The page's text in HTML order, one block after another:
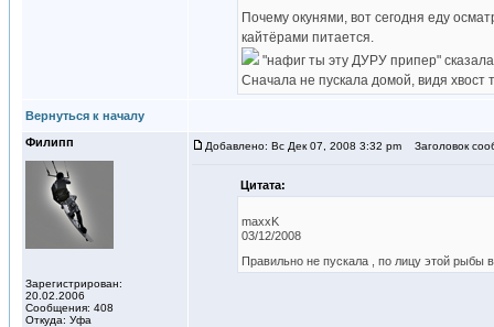
Почему окунями, вот сегодня еду
кайтёрами питается.
"нафиг ты эту ДУРУ припер"
Сначала не пускала домой, видя хвост
Вернуться к началу
Филипп
Зарегистрирован:
20.02.2006
Сообщения: 408
Откуда: Уфа
Добавлено: Вс Дек 07, 2008 3:32 pm Заголовок
Цитата:
maxxK
03/12/2008
Правильно не пускала , по лицу этой рыбы